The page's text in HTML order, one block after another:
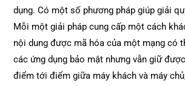
dụng. Có một số phương pháp giúp giải
Mỗi một giải pháp cung cấp một cách
nội dung được mã hóa của một mạng có
các ứng dụng bảo mật nhưng vẫn giữ
điểm tới điểm giữa máy khách và máy